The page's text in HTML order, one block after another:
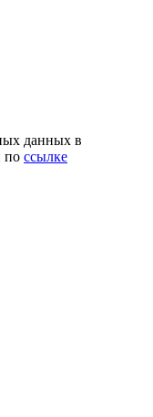
данных в
по ссылке